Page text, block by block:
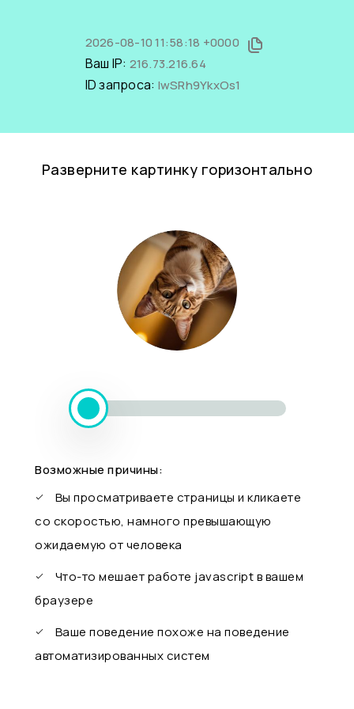
2026-08-10 11:58:18 +0000
Ваш IP: 216.73.216.64
ID запроса: IwSRh9YkxOs1
Разверните картинку горизонтально
Возможные причины:
Вы просматриваете страницы и кликаете
со скоростью, намного превышающую
ожидаемую от человека
Что-то мешает работе javascript в вашем
браузере
Ваше поведение похоже на поведение
автоматизированных систем